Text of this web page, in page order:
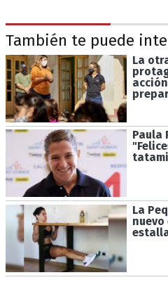
También te puede
La
Paula
La